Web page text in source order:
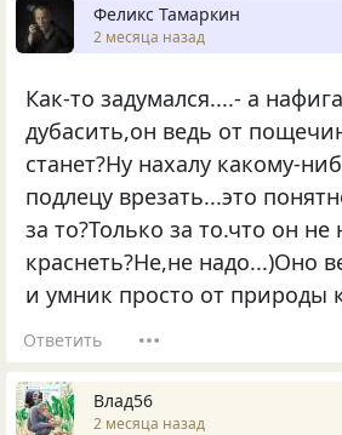
Феликс Тамаркин
2 месяца назад
Как-то задумался....- а
дубасить,он ведь от
станет?Ну нахалу какому-
подлецу врезать...это
за то?Только за то.что он не
краснеть?Не,не надо...)Оно
и умник просто от природы
Ответить
Влад56
2 месяца назад